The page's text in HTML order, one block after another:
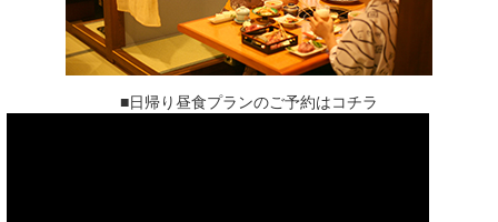
■日帰り昼食プランのご予約はコチラ